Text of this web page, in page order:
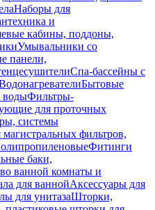
Наборы для
и
кабины, поддоны,
Умывальники со
панели,
Спа-бассейны с
Бытовые
водыФильтры-
для проточных
системы
фильтров,
Фитинги
баки,
ванной комнаты и
для ваннойАксессуары для
для унитазаШторки,